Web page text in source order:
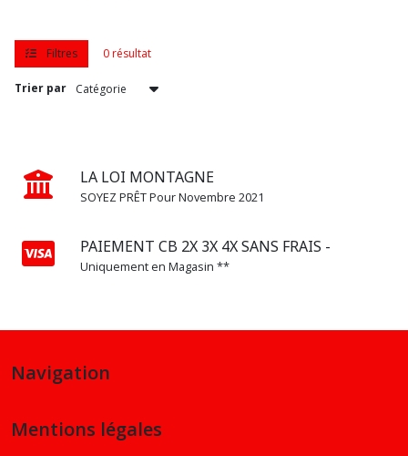
Filtres 0 résultat
Trier par
LA LOI MONTAGNE
SOYEZ PRÊT Pour Novembre 2021
PAIEMENT CB 2X 3X 4X SANS FRAIS -
Uniquement en Magasin **
Navigation
Mentions légales